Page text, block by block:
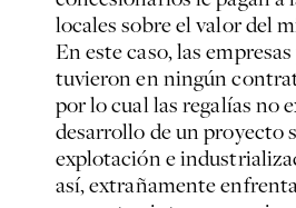
locales sobre el valor del
En este caso, las
tuvieron en ningún
por lo cual las regalías no
desarrollo de un proyecto
explotación e
así, extrañamente